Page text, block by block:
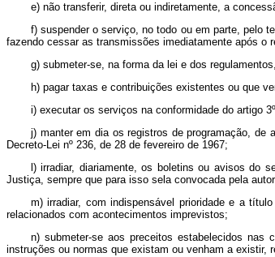
e) não transferir, direta ou indiretamente, a
f) suspender o serviço, no todo ou em parte, pelo
fazendo cessar as transmissões imediatamente após o
g) submeter-se, na forma da lei e dos
h) pagar taxas e contribuições existentes ou que
i) executar os serviços na conformidade do artigo
j) manter em dia os registros de programação, de
Decreto-Lei nº 236, de 28 de fevereiro de 1967;
l) irradiar, diariamente, os boletins ou avisos do
Justiça, sempre que para isso sela convocada pela
m) irradiar, com indispensável prioridade e a
relacionados com acontecimentos imprevistos;
n) submeter-se aos preceitos estabelecidos nas
instruções ou normas que existam ou venham a existir,